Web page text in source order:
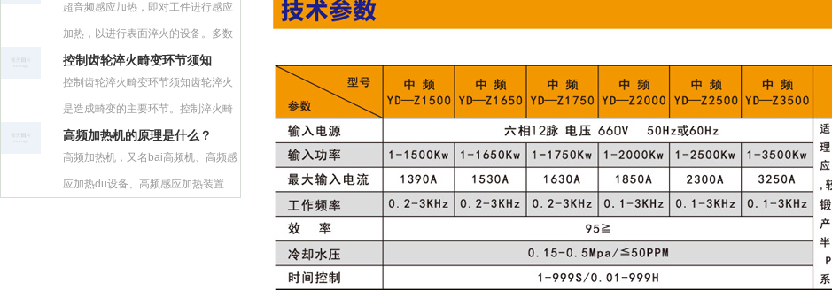
超音频感应加热，即对工件进行感应
加热，以进行表面淬火的设备。多数
用于工业金属零件
控制齿轮淬火畸变环节须知
控制齿轮淬火畸变环节须知齿轮淬火
是造成畸变的主要环节。控制淬火畸
变的基本方法是尽
高频加热机的原理是什么？
高频加热机，又名bai高频机、高频感
应加热du设备、高频感应加热装置